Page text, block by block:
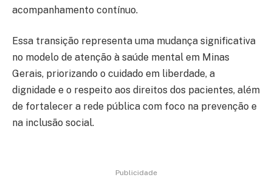
acompanhamento contínuo.
Essa transição representa uma mudança significativa
no modelo de atenção à saúde mental em Minas
Gerais, priorizando o cuidado em liberdade, a
dignidade e o respeito aos direitos dos pacientes, além
de fortalecer a rede pública com foco na prevenção e
na inclusão social.
Publicidade